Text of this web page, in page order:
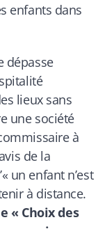
enfants dans
dépasse
lieux sans
une société
à
de la
un enfant n’est
à distance.
« Choix des